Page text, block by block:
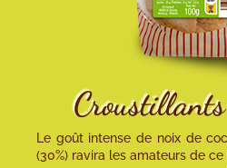
Le goût intense de noix de
(30%) ravira les amateurs de